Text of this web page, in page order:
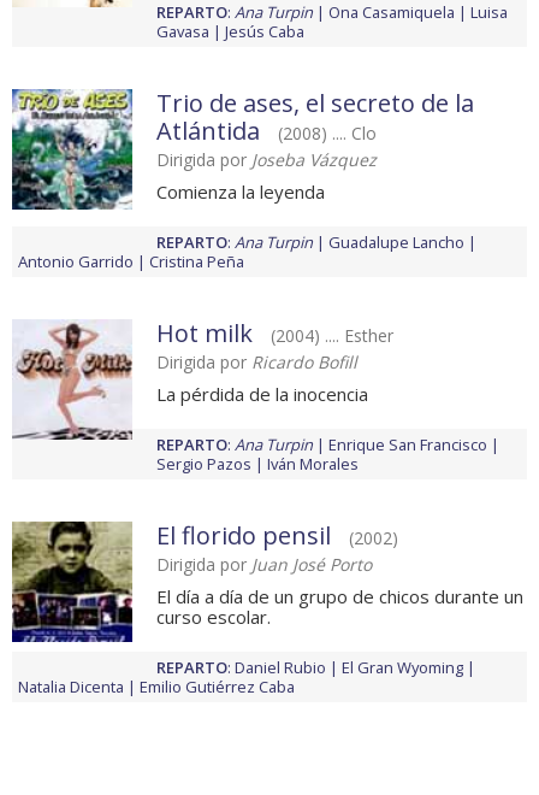
REPARTO: Ana Turpin Ona Casamiquela
Luisa
Gavasa
Jesús Caba
Trio de ases, el secreto de la
Atlántida
(2008) .... Clo
Dirigida por Joseba Vázquez
Comienza la leyenda
REPARTO: Ana Turpin
Guadalupe Lancho
Antonio Garrido
Cristina Peña
Hot milk
(2004) .... Esther
Dirigida por Ricardo Bofill
La pérdida de la inocencia
REPARTO: Ana Turpin
Enrique San Francisco
Sergio Pazos
Iván Morales
El florido pensil
(2002)
Dirigida por Juan José Porto
El día a día de un grupo de chicos durante un
curso escolar.
REPARTO: Daniel Rubio
El Gran Wyoming
Natalia Dicenta
Emilio Gutiérrez Caba